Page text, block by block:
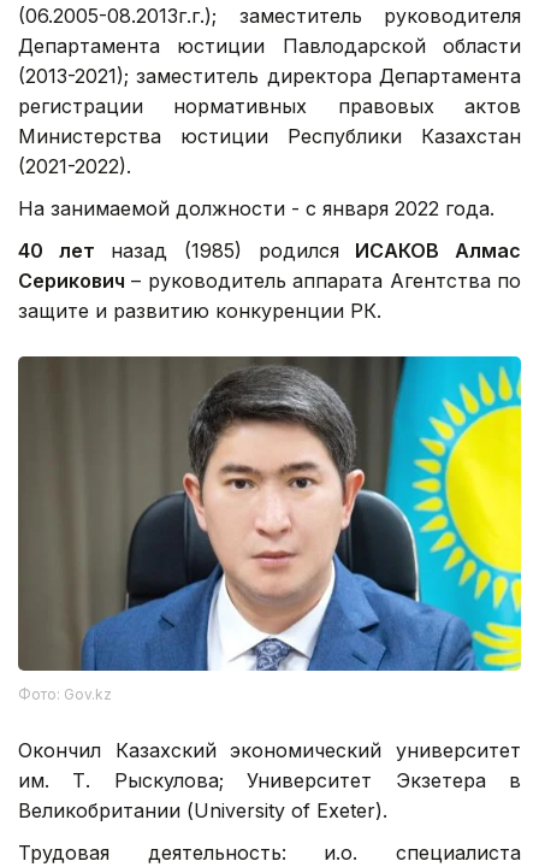
(06.2005-08.2013г.г.); заместитель руководителя
Департамента юстиции Павлодарской области
(2013-2021); заместитель директора Департамента
регистрации нормативных правовых актов
Министерства юстиции Республики Казахстан
(2021-2022).
На занимаемой должности - с января 2022 года.
40 лет назад (1985) родился ИСАКОВ Алмас
Серикович – руководитель аппарата Агентства по
защите и развитию конкуренции РК.
Фото: Gov.kz
Окончил Казахский экономический университет
им. Т. Рыскулова; Университет Экзетера в
Великобритании (University of Exeter).
Трудовая деятельность: и.о. специалиста